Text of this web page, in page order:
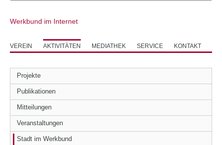
Werkbund im Internet
VEREIN AKTIVITÄTEN MEDIATHEK SERVICE KONTAKT
Projekte
Publikationen
Mitteilungen
Veranstaltungen
Stadt im Werkbund